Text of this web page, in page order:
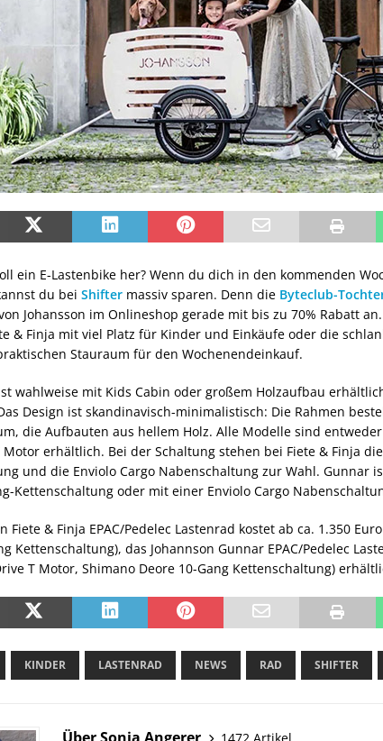
ein E-Lastenbike her? Wenn du dich in den kommenden
du bei Shifter massiv sparen. Denn die Byteclub-
Johansson im Onlineshop gerade mit bis zu 70% Rabatt
& Finja mit viel Platz für Kinder und Einkäufe oder die
Stauraum für den Wochenendeinkauf.
wahlweise mit Kids Cabin oder großem Holzaufbau
Design ist skandinavisch-minimalistisch: Die Rahmen
die Aufbauten aus hellem Holz. Alle Modelle sind
Motor erhältlich. Bei der Schaltung stehen bei Fiete & Finja die
und die Enviolo Cargo Nabenschaltung zur Wahl. Gunnar
Kettenschaltung oder mit einer Enviolo Cargo
Fiete & Finja EPAC/Pedelec Lastenrad kostet ab ca. 1.350
Kettenschaltung), das Johannson Gunnar EPAC/Pedelec
T Motor, Shimano Deore 10-Gang Kettenschaltung)
KINDER LASTENRAD NEWS RAD SHIFTER
1472 Artikel